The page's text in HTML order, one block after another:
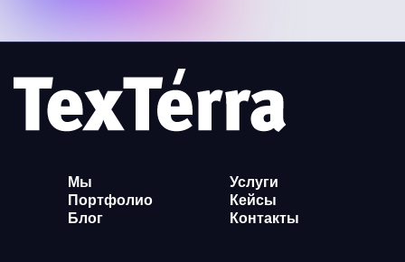
Мы
Услуги
Портфолио
Кейсы
Блог
Контакты